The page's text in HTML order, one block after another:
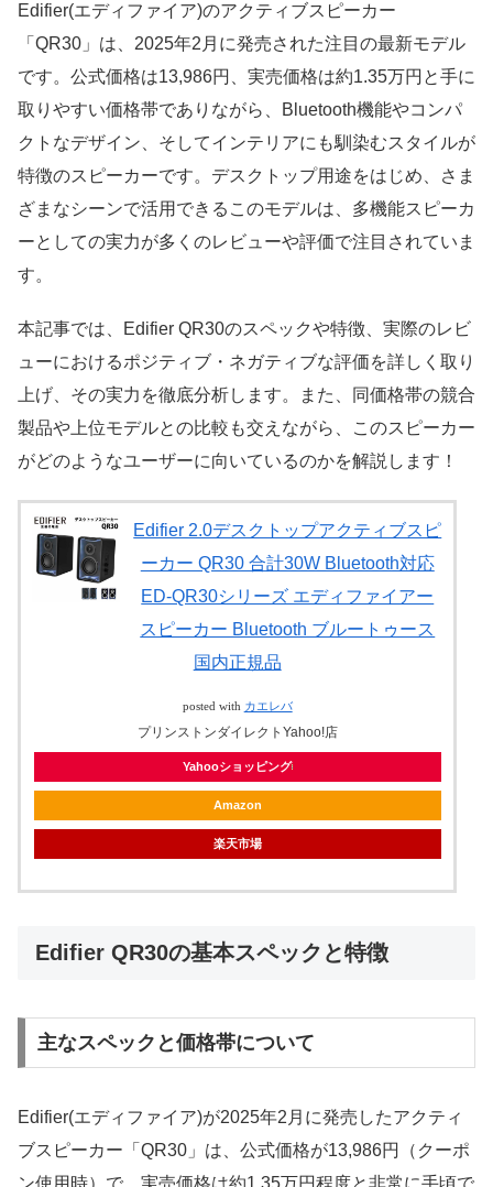
Edifier(エディファイア)のアクティブスピーカー
「QR30」は、2025年2月に発売された注目の最新モデル
です。公式価格は13,986円、実売価格は約1.35万円と手に
取りやすい価格帯でありながら、Bluetooth機能やコンパ
クトなデザイン、そしてインテリアにも馴染むスタイルが
特徴のスピーカーです。デスクトップ用途をはじめ、さま
ざまなシーンで活用できるこのモデルは、多機能スピーカ
ーとしての実力が多くのレビューや評価で注目されていま
す。
本記事では、Edifier QR30のスペックや特徴、実際のレビ
ューにおけるポジティブ・ネガティブな評価を詳しく取り
上げ、その実力を徹底分析します。また、同価格帯の競合
製品や上位モデルとの比較も交えながら、このスピーカー
がどのようなユーザーに向いているのかを解説します！
Edifier 2.0デスクトップアクティブスピ
ーカー QR30 合計30W Bluetooth対応
ED-QR30シリーズ エディファイアー
スピーカー Bluetooth ブルートゥース
国内正規品
posted with カエレバ
プリンストンダイレクトYahoo!店
Yahooショッピング
Amazon
楽天市場
Edifier QR30の基本スペックと特徴
主なスペックと価格帯について
Edifier(エディファイア)が2025年2月に発売したアクティ
ブスピーカー「QR30」は、公式価格が13,986円（クーポ